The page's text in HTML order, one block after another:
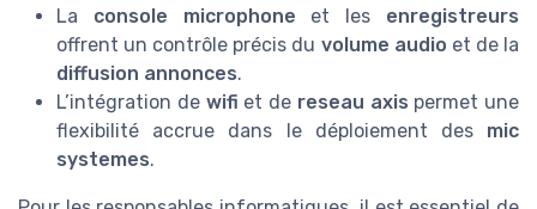
La console microphone et les enregistreurs
offrent un contrôle précis du volume audio et de la
diffusion annonces.
L’intégration de wifi et de reseau axis permet une
flexibilité accrue dans le déploiement des mic
systemes.